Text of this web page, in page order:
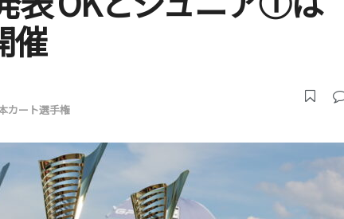
催
カート選手権